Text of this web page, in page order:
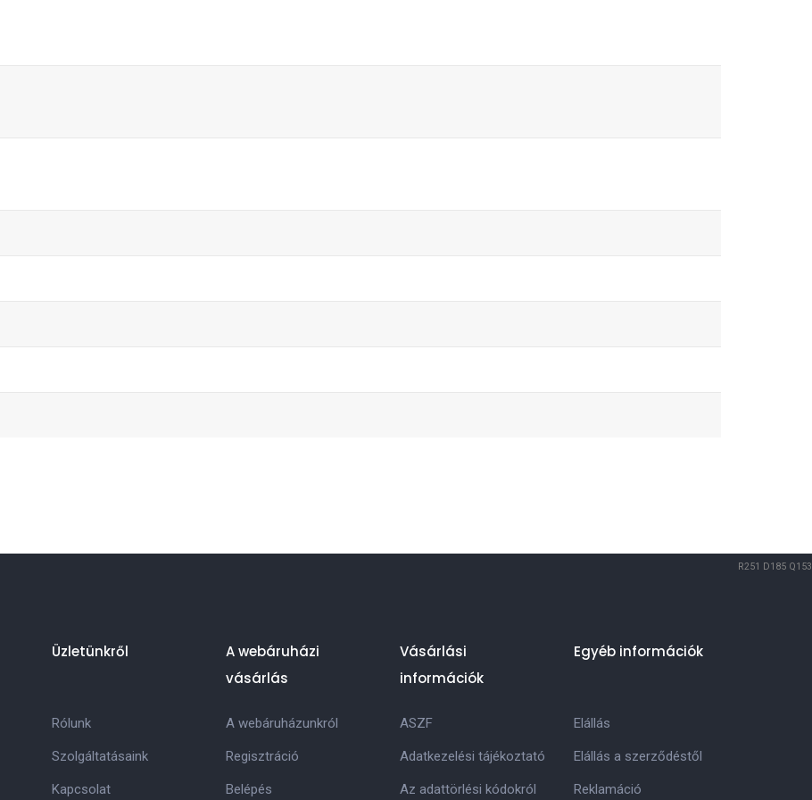
R251 D185 Q153
Üzletünkről
Rólunk
Szolgáltatásaink
Kapcsolat
A webáruházi
vásárlás
A webáruházunkról
Regisztráció
Belépés
Vásárlási
információk
ASZF
Adatkezelési tájékoztató
Az adattörlési kódokról
Egyéb információk
Elállás
Elállás a szerződéstől
Reklamáció